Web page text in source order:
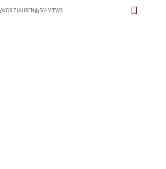
VOR 7 JAHREN 561 VIEWS